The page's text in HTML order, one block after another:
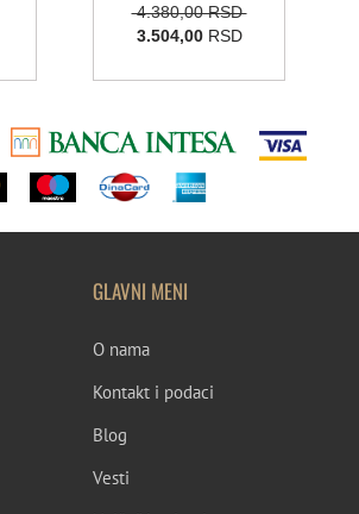
4.380,00 RSD
3.504,00RSD
GLAVNI MENI
O nama
Kontakt i podaci
Blog
Vesti